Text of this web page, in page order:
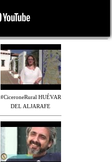
#CiceroneRural HUÉVAR
DEL ALJARAFE